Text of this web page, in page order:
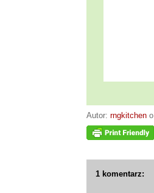
Autor: rngkitchen o
1 komentarz: